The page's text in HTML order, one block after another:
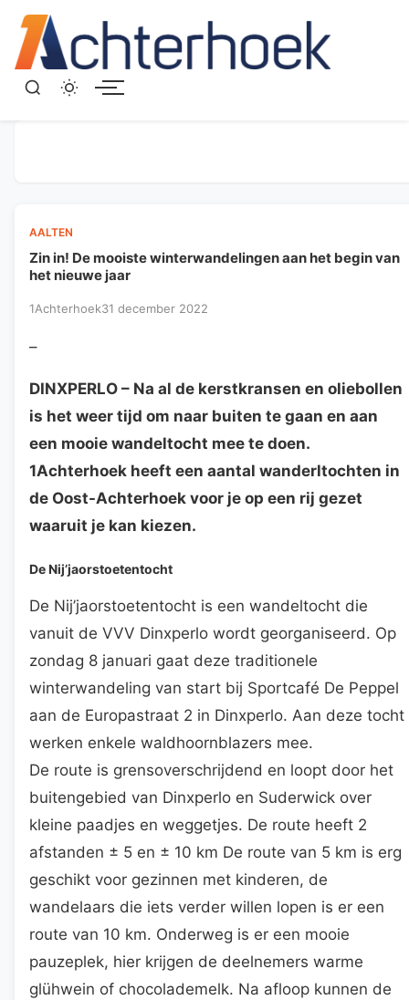
AALTEN
Zin in! De mooiste winterwandelingen aan het begin van
het nieuwe jaar
1Achterhoek31 december 2022
–
DINXPERLO – Na al de kerstkransen en oliebollen
is het weer tijd om naar buiten te gaan en aan
een mooie wandeltocht mee te doen.
1Achterhoek heeft een aantal wanderltochten in
de Oost-Achterhoek voor je op een rij gezet
waaruit je kan kiezen.
De Nij’jaorstoetentocht
De Nij’jaorstoetentocht is een wandeltocht die
vanuit de VVV Dinxperlo wordt georganiseerd. Op
zondag 8 januari gaat deze traditionele
winterwandeling van start bij Sportcafé De Peppel
aan de Europastraat 2 in Dinxperlo. Aan deze tocht
werken enkele waldhoornblazers mee.
De route is grensoverschrijdend en loopt door het
buitengebied van Dinxperlo en Suderwick over
kleine paadjes en weggetjes. De route heeft 2
afstanden ± 5 en ± 10 km De route van 5 km is erg
geschikt voor gezinnen met kinderen, de
wandelaars die iets verder willen lopen is er een
route van 10 km. Onderweg is er een mooie
pauzeplek, hier krijgen de deelnemers warme
glühwein of chocolademelk. Na afloop kunnen de